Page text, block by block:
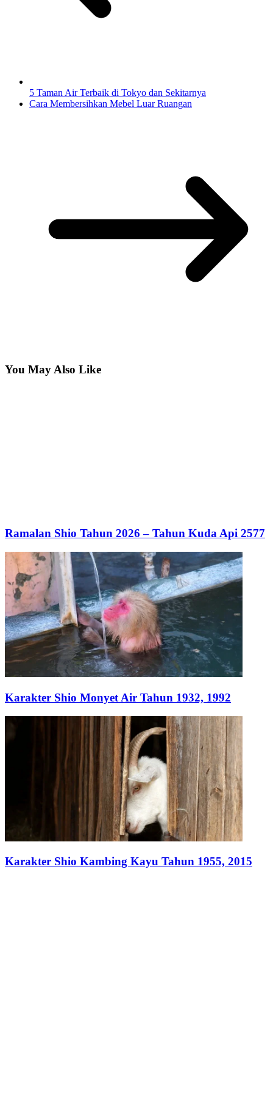
5 Taman Air Terbaik di Tokyo dan Sekitarnya
Cara Membersihkan Mebel Luar Ruangan
You May Also Like
Ramalan Shio Tahun 2026 – Tahun Kuda Api 2577
Karakter Shio Monyet Air Tahun 1932, 1992
Karakter Shio Kambing Kayu Tahun 1955, 2015